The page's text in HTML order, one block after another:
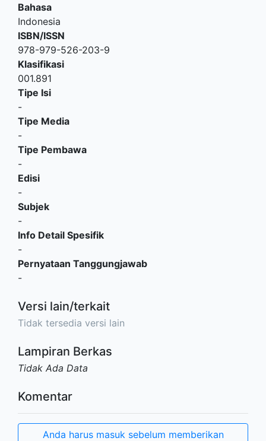
Bahasa
Indonesia
ISBN/ISSN
978-979-526-203-9
Klasifikasi
001.891
Tipe Isi
-
Tipe Media
-
Tipe Pembawa
-
Edisi
-
Subjek
-
Info Detail Spesifik
-
Pernyataan Tanggungjawab
-
Versi lain/terkait
Tidak tersedia versi lain
Lampiran Berkas
Tidak Ada Data
Komentar
Anda harus masuk sebelum memberikan